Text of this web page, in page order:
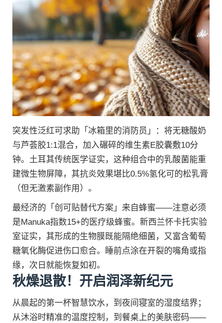
突发性泛红可求助「冰箱里的消防员」：将无糖酸奶
与芦荟胶1:1混合，加入碾碎的维生素E胶囊敷10分
钟。土耳其传统医学证实，这种组合中的乳酸菌能重
建微生物屏障，其抗炎效果堪比0.5%氢化可的松乳膏
（但无激素副作用）。
最经济的「创可贴替代方案」来自蜂蜜——注意必须
是Manuka指数15+的医疗级蜂蜜。新西兰怀卡托实验
室证实，其形成的生物膜既能隔绝细菌，又富含葡萄
糖氧化酶促进伤口愈合。睡前点涂在开裂的嘴角或指
缘，次日就能恢复如初。
秋燥退散！开启润泽新纪元
从晨起的第一杯智慧饮水，到夜间寝室的湿度结界；
从沐浴时精准的温度控制，到餐桌上的美肤密码——